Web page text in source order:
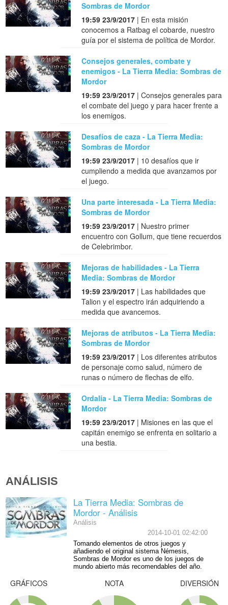
Sombras de Mordor
19:59 23/9/2017 | En esta misión
conocemos a Ratbag el cobarde, nuestro
guía por el sistema de política de Mordor.
Consejos generales, combate y
enemigos - La Tierra Media: Sombras de
Mordor
19:59 23/9/2017 | Consejos generales para
el combate del juego y para hacer frente a
los enemigos.
Desafíos de caza - La Tierra Media:
Sombras de Mordor
19:59 23/9/2017 | 10 desafíos que ir
cumpliendo a medida que avanzamos por
el juego.
Una parte interesada - La Tierra Media:
Sombras de Mordor
19:59 23/9/2017 | Nuestro primer
encuentro con Gollum, que tiene recuerdos
de Celebrimbor.
Mejoras de habilidades - La Tierra
Media: Sombras de Mordor
19:59 23/9/2017 | Las habilidades que
Talion y el espectro irán adquiriendo a
medida que avancemos.
Mejoras de atributos - La Tierra Media:
Sombras de Mordor
19:59 23/9/2017 | Los diferentes atributos
de personaje como salud, número de
runas o número de flechas de elfo.
Ordalía - La Tierra Media: Sombras de
Mordor
19:59 23/9/2017 | Misiones en las que el
capitán enemigo se enfrenta en solitario a
una bestia.
ANÁLISIS
La Tierra Media: Sombras de
Mordor - Análisis
Análisis
2014-10-01 02:42:00
Tomando elementos de otros juegos y
añadiendo el original sistema Némesis,
Sombras de Mordor es uno de los juegos de
mundo abierto más recomendables del año.
GRÁFICOS NOTA DIVERSIÓN